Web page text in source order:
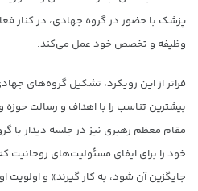
پزشک با حضور در گروه جهادی، در کنار
وظیفه و تخصص خود عمل می‌کند.
فراتر از این رویکرد، تشکیل گروه‌های
بیشترین تناسب را با اهداف و رسالت
مقام معظم رهبری نیز در جلسه دیدار با
خود را برای ایفای مسئولیت‌های
جایگزین آن شود، به کار گیرند» و